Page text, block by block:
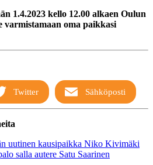
1.4.2023 kello 12.00 alkaen Oulun
varmistamaan oma paikkasi
Twitter Sähköposti
uutinen kausipaikka Niko Kivimäki
salla autere Satu Saarinen